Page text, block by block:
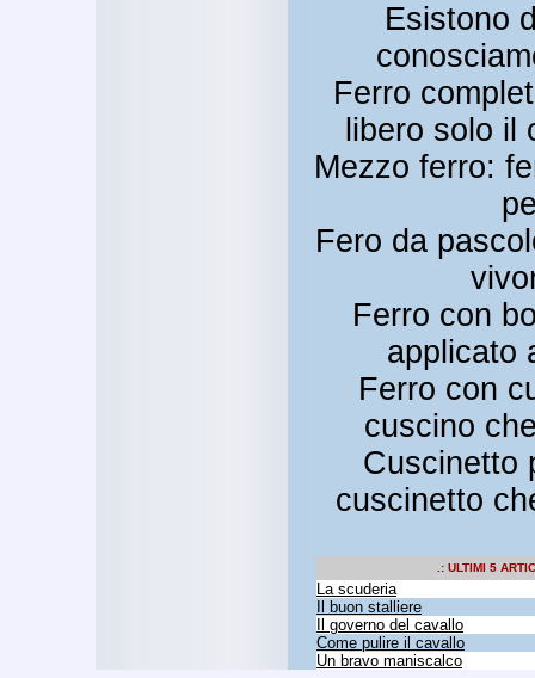
Esistono
Ferro
libero solo il
Mezzo ferro:
Fero da
Ferro con
applicato
Ferro con
cuscino
Cuscinetto
cuscinetto
.: ULTIMI 5
La scuderia
Il buon stalliere
Il governo del cavallo
Come pulire il cavallo
Un bravo maniscalco